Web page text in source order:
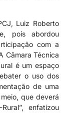
Luiz Roberto
pois abordou
com a
Câmara Técnica
é um espaço
o uso dos
de uma
que deverá
enfatizou